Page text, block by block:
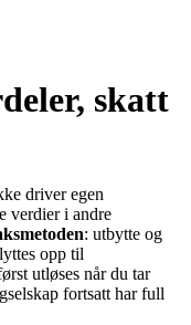
skatt
driver egen
verdier i andre
: utbytte og
opp til
utløses når du tar
fortsatt har full